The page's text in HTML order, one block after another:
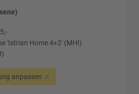
'Istrian Home 4+2' (MHI)
anpassen